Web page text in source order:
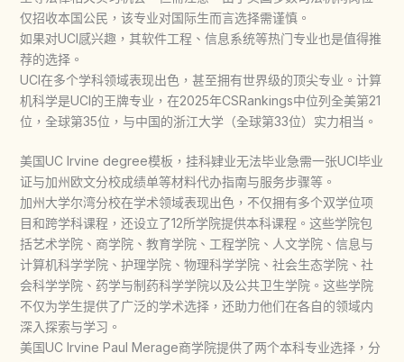
仅招收本国公民，该专业对国际生而言选择需谨慎。
如果对UCI感兴趣，其软件工程、信息系统等热门专业也是值得推
荐的选择。
UCI在多个学科领域表现出色，甚至拥有世界级的顶尖专业。计算
机科学是UCI的王牌专业，在2025年CSRankings中位列全美第21
位，全球第35位，与中国的浙江大学（全球第33位）实力相当。
美国UC Irvine degree模板，挂科肄业无法毕业急需一张UCI毕业
证与加州欧文分校成绩单等材料代办指南与服务步骤等。
加州大学尔湾分校在学术领域表现出色，不仅拥有多个双学位项
目和跨学科课程，还设立了12所学院提供本科课程。这些学院包
括艺术学院、商学院、教育学院、工程学院、人文学院、信息与
计算机科学学院、护理学院、物理科学学院、社会生态学院、社
会科学学院、药学与制药科学学院以及公共卫生学院。这些学院
不仅为学生提供了广泛的学术选择，还助力他们在各自的领域内
深入探索与学习。
美国UC Irvine Paul Merage商学院提供了两个本科专业选择，分